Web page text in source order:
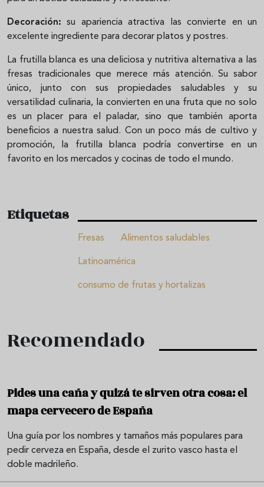
Decoración: su apariencia atractiva las convierte en un
excelente ingrediente para decorar platos y postres.
La frutilla blanca es una deliciosa y nutritiva alternativa a las
fresas tradicionales que merece más atención. Su sabor
único, junto con sus propiedades saludables y su
versatilidad culinaria, la convierten en una fruta que no solo
es un placer para el paladar, sino que también aporta
beneficios a nuestra salud. Con un poco más de cultivo y
promoción, la frutilla blanca podría convertirse en un
favorito en los mercados y cocinas de todo el mundo.
Etiquetas
Fresas Alimentos saludables
Latinoamérica
consumo de frutas y hortalizas
Recomendado
Pides una caña y quizá te sirven otra cosa: el
mapa cervecero de España
Una guía por los nombres y tamaños más populares para
pedir cerveza en España, desde el zurito vasco hasta el
doble madrileño.